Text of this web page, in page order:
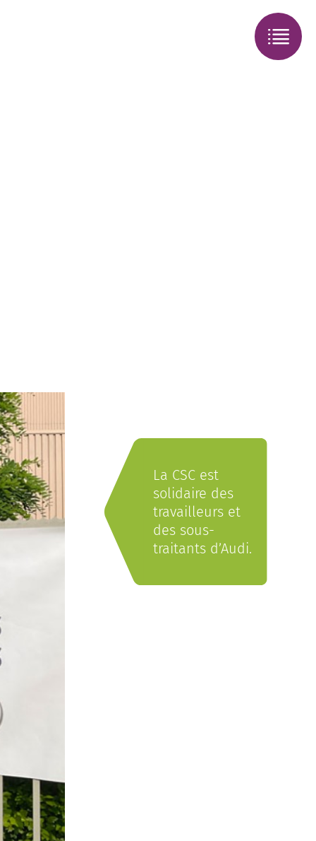
La CSC est
solidaire des
travailleurs et
des sous-
traitants d’Audi.